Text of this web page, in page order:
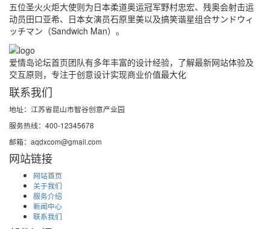
五位圣火火炬大使则为日本柔道奥运冠军野村忠宏、残奥会射击运
动员田口亚希、日本女演员石原里美以及搞笑谐星组合サンドウィ
ッチマン（Sandwich Man）。
爱情岛论坛首页团队有多年丰富的设计经验，了解最新网站体验及
交互原则，专注于创意设计实现商业价值最大化
联系我们
地址：江苏省昆山市智谷创意产业园
服务热线：400-12345678
邮箱：aqdxcom@gmail.com
网站链接
网站首页
关于我们
服务介绍
新闻中心
联系我们